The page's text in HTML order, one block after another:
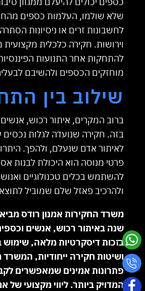
שלא שולמו, העלמות כספים
לחשבונות זרים או ניסיונות
וירושות. חקירה כלכלית
להתחקות אחר התנועות
מוחזקים הכספים ולהשיבם
שילוב בין
ברוב המקרים, איתור רכוש,
בזה. חקירה שנועדה לגלות נכסים
לאיתור אדם שנעלם, ולהפך.
פרטי מנוסה הוא היכולת לבנות
להשתמש בכלים טכנולוגיים
ולהרכיב פאזל שלם שמוביל
שנה באיתור רכוש, אנשים
בזכות דיסקרטיות מלאה,
ושיטות חקירה ייחודיות, המשרד
פתרונות אמינים שמאפשרים
המדויק ביותר. ליווי מקצועי של